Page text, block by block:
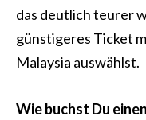
das deutlich teurer
günstigeres Ticket
Malaysia auswählst.
Wie buchst Du